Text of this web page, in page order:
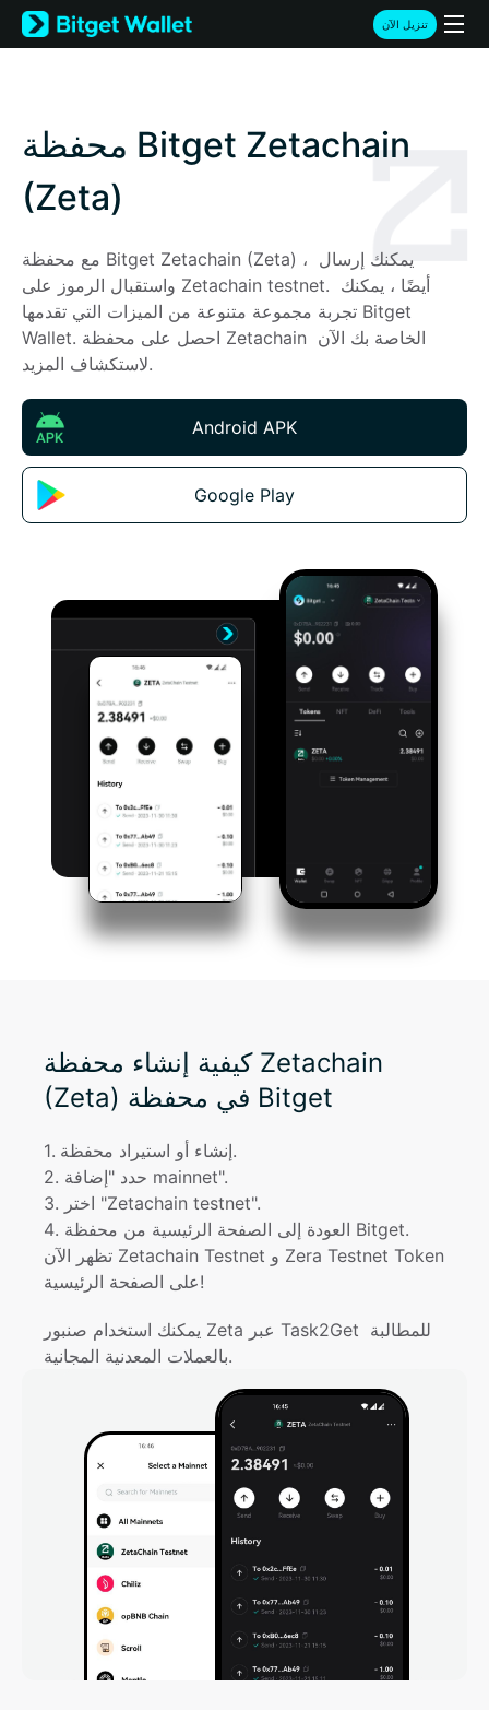
English
日本語
Türkçe
Français
简体中文
繁體中文
Português (Portugal)
Bahasa Indonesia
ภาษาไทย
বাংলা
Español
Português (Brasil)
Español (Argentina)
تنزيل الآن
محفظة Bitget Zetachain
(Zeta)
مع محفظة Bitget Zetachain (Zeta) ، يمكنك إرسال
واستقبال الرموز على Zetachain testnet. أيضًا ، يمكنك
تجربة مجموعة متنوعة من الميزات التي تقدمها Bitget
Wallet. احصل على محفظة Zetachain الخاصة بك الآن
لاستكشاف المزيد.
Android APK
Google Play
كيفية إنشاء محفظة Zetachain
(Zeta) في محفظة Bitget
1.
إنشاء أو استيراد محفظة.
2.
حدد "إضافة mainnet".
3.
اختر "Zetachain testnet".
4. العودة إلى الصفحة الرئيسية من محفظة Bitget.
تظهر الآن Zetachain Testnet و Zera Testnet Token
على الصفحة الرئيسية!
يمكنك استخدام صنبور Zeta عبر Task2Get للمطالبة
بالعملات المعدنية المجانية.